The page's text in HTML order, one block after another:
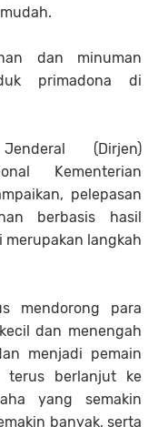
dan minuman
primadona di
(Dirjen)
Kementerian
pelepasan
berbasis hasil
merupakan langkah
mendorong para
dan menengah
menjadi pemain
terus berlanjut ke
yang semakin
banyak, serta